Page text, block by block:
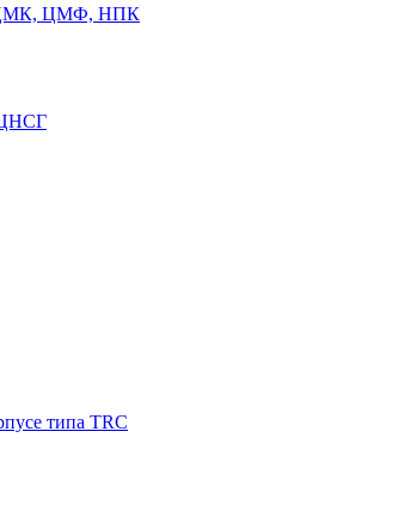
ЦМФ, НПК
ЦНСГ
типа TRC